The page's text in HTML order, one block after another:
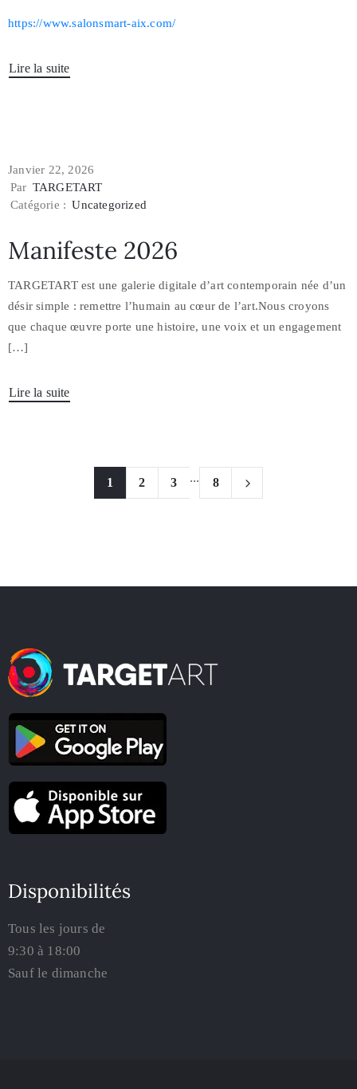
https://www.salonsmart-aix.com/
Lire la suite
Janvier 22, 2026
Par TARGETART
Catégorie : Uncategorized
Manifeste 2026
TARGETART est une galerie digitale d’art contemporain née d’un
désir simple : remettre l’humain au cœur de l’art.Nous croyons
que chaque œuvre porte une histoire, une voix et un engagement
[…]
Lire la suite
1 2 3 ... 8
Disponibilités
Tous les jours de
9:30 à 18:00
Sauf le dimanche